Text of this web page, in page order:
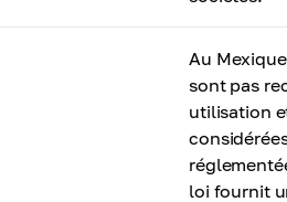
Au
sont pas
utilisation
loi fournit